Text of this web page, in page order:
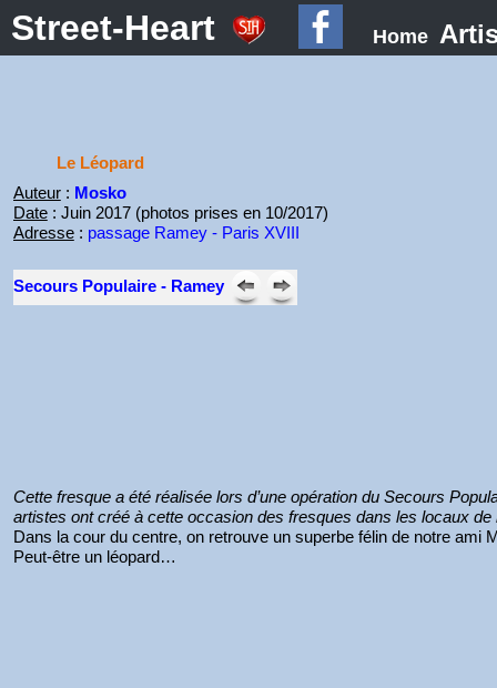
Street-Heart Home
Le Léopard
Auteur: Mosko
Date: Juin 2017 (photos prises en 10/2017)
Adresse: passage Ramey - Paris XVIII
Secours Populaire - Ramey
Cette fresque a été réalisée lors d’une opération du Secours
artistes ont créé à cette occasion des fresques dans les locaux
Dans la cour du centre, on retrouve un superbe félin de notre ami
Peut-être un léopard…